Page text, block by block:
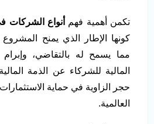
تكمن أهمية فهم أنواع الشركات
كونها الإطار الذي يمنح المشروع
مما يسمح له بالتقاضي،
المالية للشركاء عن الذمة
حجر الزاوية في حماية
العالمية.